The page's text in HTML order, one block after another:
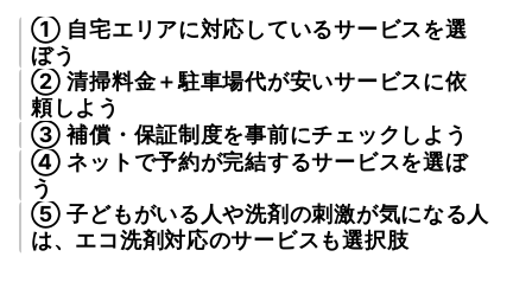
① 自宅エリアに対応しているサービスを選
ぼう
② 清掃料金＋駐車場代が安いサービスに依
頼しよう
③ 補償・保証制度を事前にチェックしよう
④ ネットで予約が完結するサービスを選ぼ
う
⑤ 子どもがいる人や洗剤の刺激が気になる人
は、エコ洗剤対応のサービスも選択肢